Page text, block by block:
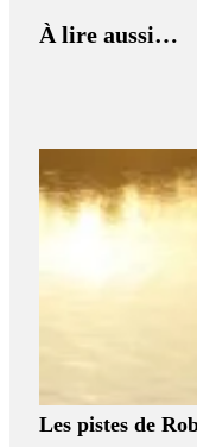
À lire aussi…
Les pistes de